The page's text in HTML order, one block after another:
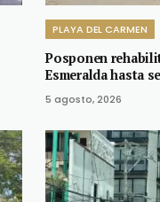
PLAYA DEL CARMEN
Posponen
Esmeralda hasta
5 agosto, 2026